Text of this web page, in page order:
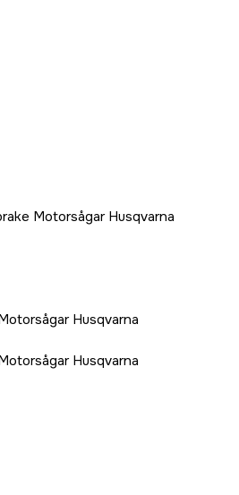
Motorsågar Husqvarna
Husqvarna
Husqvarna